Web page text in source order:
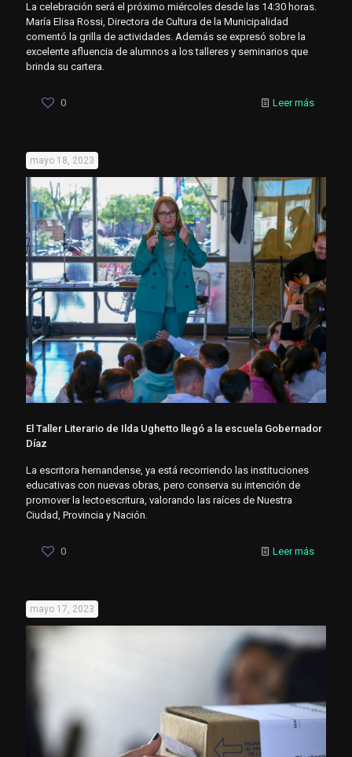
La celebración será el próximo miércoles desde las 14:30 horas.
María Elisa Rossi, Directora de Cultura de la Municipalidad
comentó la grilla de actividades. Además se expresó sobre la
excelente afluencia de alumnos a los talleres y seminarios que
brinda su cartera.
0 Leer más
mayo 18, 2023
El Taller Literario de Ilda Ughetto llegó a la escuela Gobernador
Díaz
La escritora hernandense, ya está recorriendo las instituciones
educativas con nuevas obras, pero conserva su intención de
promover la lectoescritura, valorando las raíces de Nuestra
Ciudad, Provincia y Nación.
0 Leer más
mayo 17, 2023